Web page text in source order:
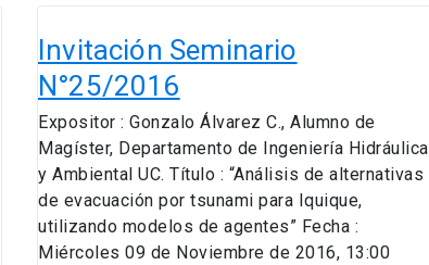
Invitación Seminario
N°25/2016
Expositor : Gonzalo Álvarez C., Alumno de
Magíster, Departamento de Ingeniería Hidráulica
y Ambiental UC. Título : “Análisis de alternativas
de evacuación por tsunami para Iquique,
utilizando modelos de agentes” Fecha :
Miércoles 09 de Noviembre de 2016, 13:00
Seminario
N°25/2016